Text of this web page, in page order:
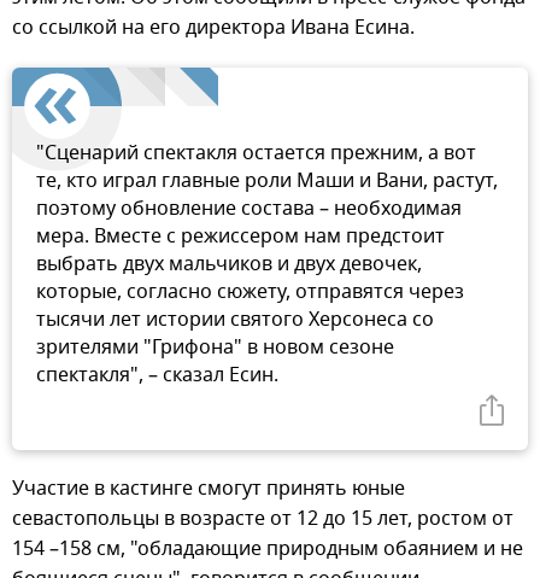
со ссылкой на его директора Ивана Есина.
"Сценарий спектакля остается прежним, а вот
те, кто играл главные роли Маши и Вани, растут,
поэтому обновление состава – необходимая
мера. Вместе с режиссером нам предстоит
выбрать двух мальчиков и двух девочек,
которые, согласно сюжету, отправятся через
тысячи лет истории святого Херсонеса со
зрителями "Грифона" в новом сезоне
спектакля", – сказал Есин.
Участие в кастинге смогут принять юные
севастопольцы в возрасте от 12 до 15 лет, ростом от
154 –158 см, "обладающие природным обаянием и не